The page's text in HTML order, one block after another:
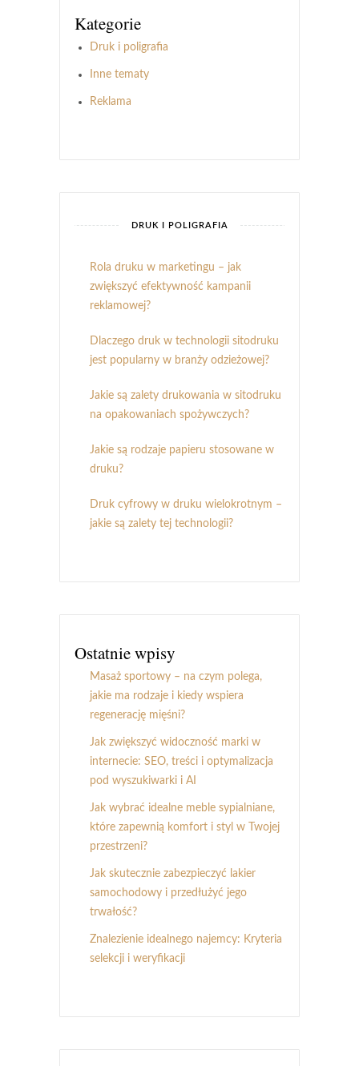
Kategorie
Druk i poligrafia
Inne tematy
Reklama
DRUK I POLIGRAFIA
Rola druku w marketingu – jak
zwiększyć efektywność kampanii
reklamowej?
Dlaczego druk w technologii sitodruku
jest popularny w branży odzieżowej?
Jakie są zalety drukowania w sitodruku
na opakowaniach spożywczych?
Jakie są rodzaje papieru stosowane w
druku?
Druk cyfrowy w druku wielokrotnym –
jakie są zalety tej technologii?
Ostatnie wpisy
Masaż sportowy – na czym polega,
jakie ma rodzaje i kiedy wspiera
regenerację mięśni?
Jak zwiększyć widoczność marki w
internecie: SEO, treści i optymalizacja
pod wyszukiwarki i AI
Jak wybrać idealne meble sypialniane,
które zapewnią komfort i styl w Twojej
przestrzeni?
Jak skutecznie zabezpieczyć lakier
samochodowy i przedłużyć jego
trwałość?
Znalezienie idealnego najemcy: Kryteria
selekcji i weryfikacji